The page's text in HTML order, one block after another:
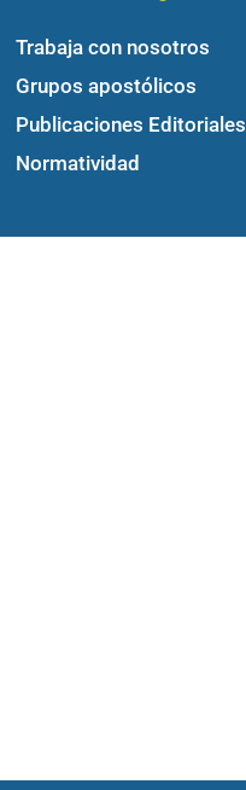
Trabaja con nosotros
Grupos apostólicos
Publicaciones Editoriales
Normatividad